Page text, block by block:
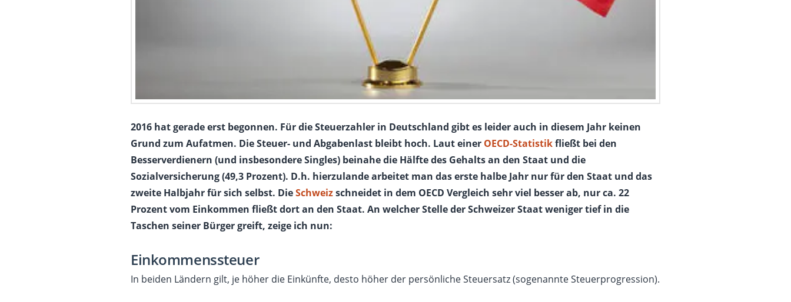
2016 hat gerade erst begonnen. Für die Steuerzahler in Deutschland gibt es leider auch in diesem Jahr keinen
Grund zum Aufatmen. Die Steuer- und Abgabenlast bleibt hoch. Laut einer OECD-Statistikfließt bei den
Besserverdienern (und insbesondere Singles) beinahe die Hälfte des Gehalts an den Staat und die
Sozialversicherung (49,3 Prozent). D.h. hierzulande arbeitet man das erste halbe Jahr nur für den Staat und das
zweite Halbjahr für sich selbst. DieSchweizschneidet in dem OECD Vergleich sehr viel besser ab, nur ca. 22
Prozent vom Einkommen fließt dort an den Staat. An welcher Stelle der Schweizer Staat weniger tief in die
Taschen seiner Bürger greift, zeige ich nun:
Einkommenssteuer
In beiden Ländern gilt, je höher die Einkünfte, desto höher der persönliche Steuersatz (sogenannte Steuerprogression).